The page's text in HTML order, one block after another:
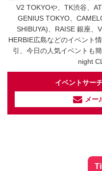
V2 TOKYOや、TK渋谷、
GENIUS TOKYO、
SHIBUYA)、RAISE 銀座、
HERBIE広島などのイベント
引、今日の人気イベントも
night
イベントサー
メー